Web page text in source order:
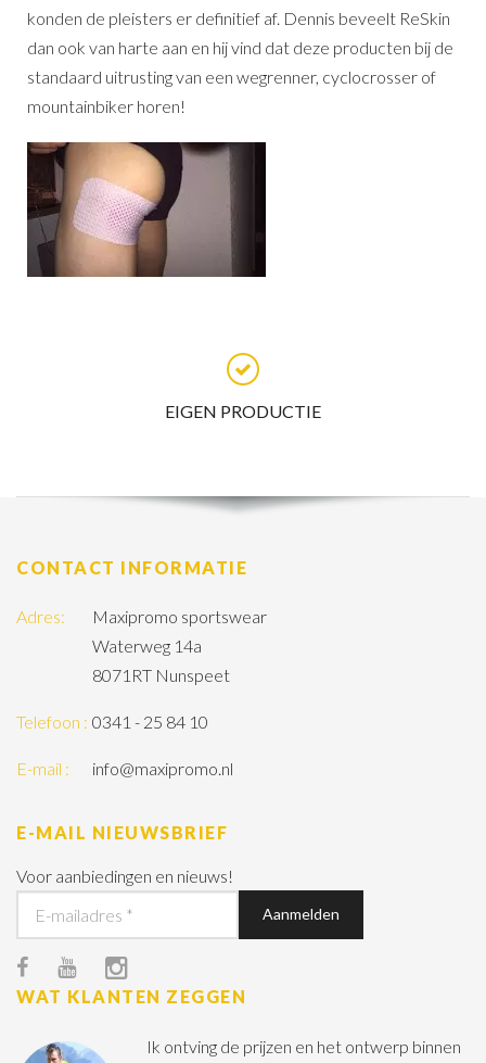
konden de pleisters er definitief af. Dennis beveelt ReSkin
dan ook van harte aan en hij vind dat deze producten bij de
standaard uitrusting van een wegrenner, cyclocrosser of
mountainbiker horen!
EIGEN PRODUCTIE
CONTACT INFORMATIE
Adres:
Maxipromo sportswear
Waterweg 14a
8071RT Nunspeet
Telefoon : 0341 - 25 84 10
E-mail : info@maxipromo.nl
E-MAIL NIEUWSBRIEF
Voor aanbiedingen en nieuws!
WAT KLANTEN ZEGGEN
Ik ontving de prijzen en het ontwerp binnen